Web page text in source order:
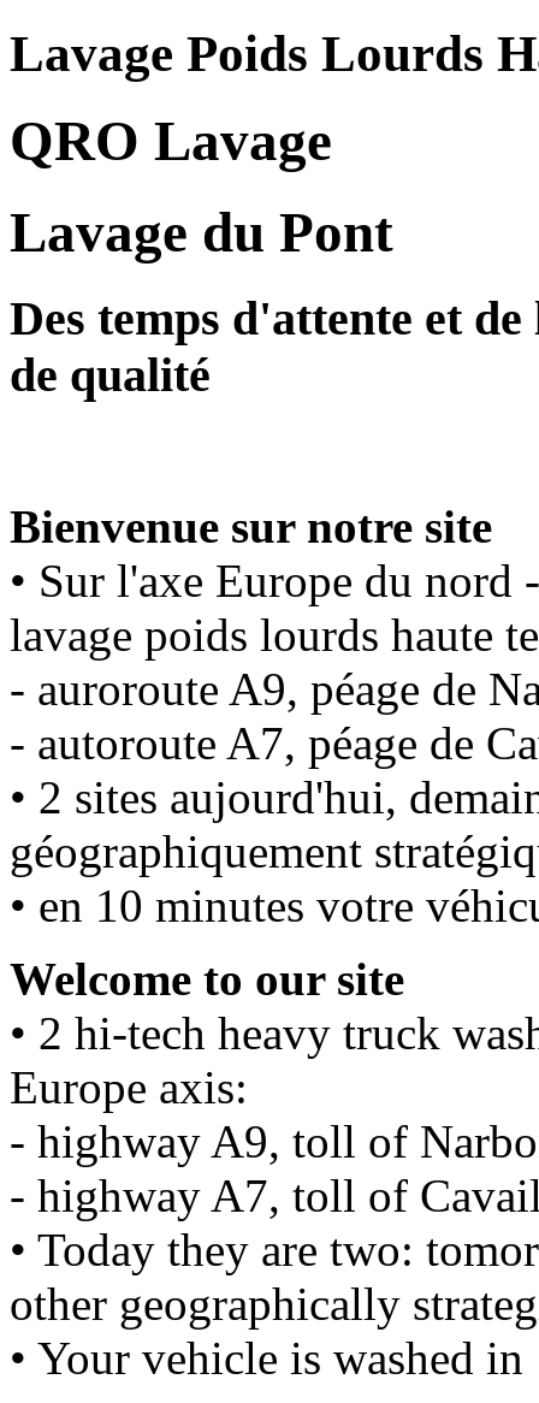
Lavage Poids Lourds
QRO Lavage
Lavage du Pont
Des temps d'attente et
de qualité
Bienvenue sur notre site
• Sur l'axe Europe du nord
lavage poids lourds haute
- auroroute A9, péage de
- autoroute A7, péage de
• 2 sites aujourd'hui,
géographiquement
• en 10 minutes votre
Welcome to our site
• 2 hi-tech heavy truck
Europe axis:
- highway A9, toll of
- highway A7, toll of
• Today they are two:
other geographically
• Your vehicle is washed